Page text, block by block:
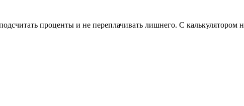
проценты и не переплачивать лишнего. С